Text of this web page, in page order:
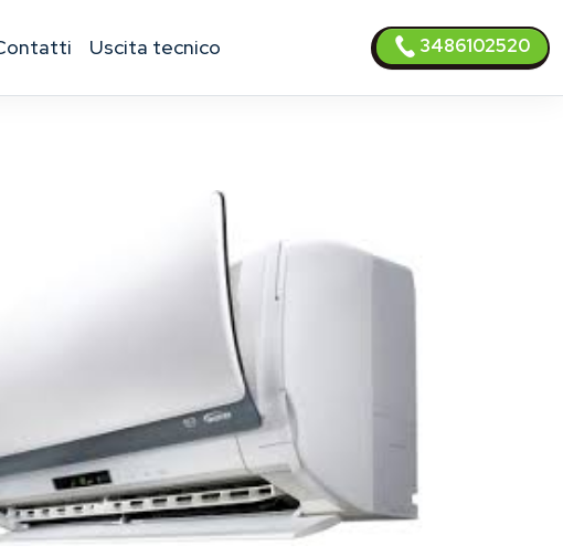
contatti uscita tecnico 3486102520